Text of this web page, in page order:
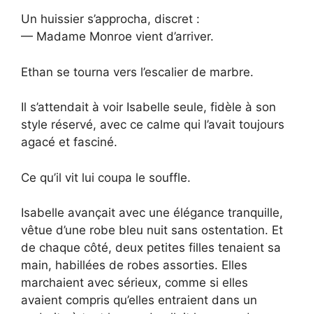
Un huissier s’approcha, discret :
— Madame Monroe vient d’arriver.
Ethan se tourna vers l’escalier de marbre.
Il s’attendait à voir Isabelle seule, fidèle à son
style réservé, avec ce calme qui l’avait toujours
agacé et fasciné.
Ce qu’il vit lui coupa le souffle.
Isabelle avançait avec une élégance tranquille,
vêtue d’une robe bleu nuit sans ostentation. Et
de chaque côté, deux petites filles tenaient sa
main, habillées de robes assorties. Elles
marchaient avec sérieux, comme si elles
avaient compris qu’elles entraient dans un